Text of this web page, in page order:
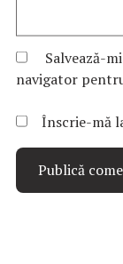
Salvează-
navigator
Înscrie-mă